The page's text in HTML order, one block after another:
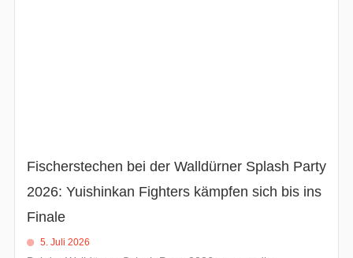
Fischerstechen bei der Walldürner Splash Party
2026: Yuishinkan Fighters kämpfen sich bis ins
Finale
5. Juli 2026